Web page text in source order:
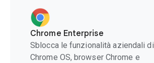
Chrome Enterprise
Sblocca le funzionalità aziendali di
Chrome OS, browser Chrome e